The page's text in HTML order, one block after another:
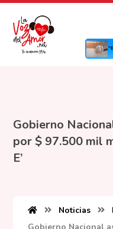
Gobierno
por $ 97.500 mil
E’
Noticias